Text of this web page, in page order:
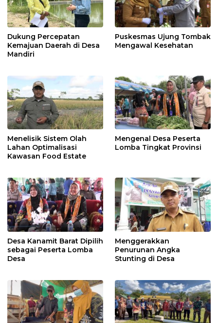
Dukung Percepatan
Kemajuan Daerah di Desa
Mandiri
Puskesmas Ujung Tombak
Mengawal Kesehatan
Menelisik Sistem Olah
Lahan Optimalisasi
Kawasan Food Estate
Mengenal Desa Peserta
Lomba Tingkat Provinsi
Desa Kanamit Barat Dipilih
sebagai Peserta Lomba
Desa
Menggerakkan
Penurunan Angka
Stunting di Desa